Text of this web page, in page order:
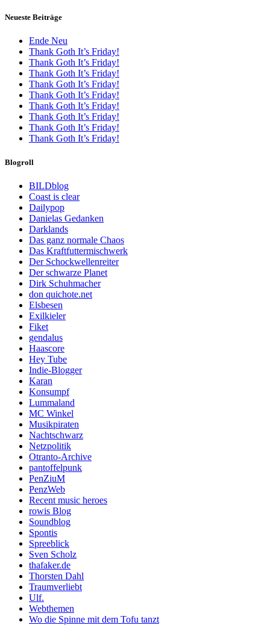
Neueste Beiträge
Ende Neu
Thank Goth It’s Friday!
Thank Goth It’s Friday!
Thank Goth It’s Friday!
Thank Goth It’s Friday!
Thank Goth It’s Friday!
Thank Goth It’s Friday!
Thank Goth It’s Friday!
Thank Goth It’s Friday!
Thank Goth It’s Friday!
Blogroll
BILDblog
Coast is clear
Dailypop
Danielas Gedanken
Darklands
Das ganz normale Chaos
Das Kraftfuttermischwerk
Der Schockwellenreiter
Der schwarze Planet
Dirk Schuhmacher
don quichote.net
Elsbesen
Exilkieler
Fiket
gendalus
Haascore
Hey Tube
Indie-Blogger
Karan
Konsumpf
Lummaland
MC Winkel
Musikpiraten
Nachtschwarz
Netzpolitik
Otranto-Archive
pantoffelpunk
PenZiuM
PenzWeb
Recent music heroes
rowis Blog
Soundblog
Spontis
Spreeblick
Sven Scholz
thafaker.de
Thorsten Dahl
Traumverliebt
Ulf.
Webthemen
Wo die Spinne mit dem Tofu tanzt